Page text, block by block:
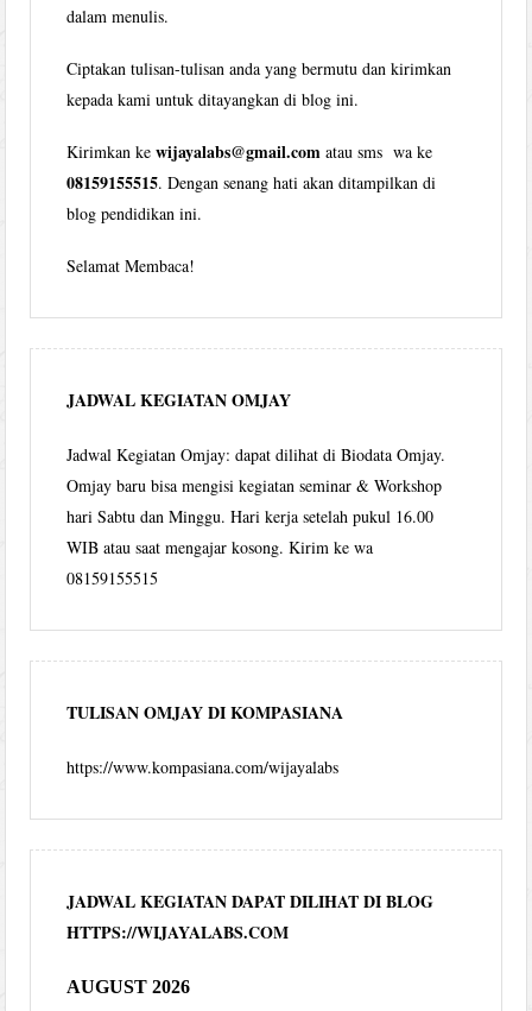
dalam menulis.
Ciptakan tulisan-tulisan anda yang bermutu dan kirimkan
kepada kami untuk ditayangkan di blog ini.
Kirimkan kewijayalabs@gmail.com atau sms wa ke
08159155515. Dengan senang hati akan ditampilkan di
blog pendidikan ini.
Selamat Membaca!
JADWAL KEGIATAN OMJAY
Jadwal Kegiatan Omjay: dapat dilihat di Biodata Omjay.
Omjay baru bisa mengisi kegiatan seminar & Workshop
hari Sabtu dan Minggu. Hari kerja setelah pukul 16.00
WIB atau saat mengajar kosong. Kirim ke wa
08159155515
TULISAN OMJAY DI KOMPASIANA
https://www.kompasiana.com/wijayalabs
JADWAL KEGIATAN DAPAT DILIHAT DI BLOG
HTTPS://WIJAYALABS.COM
AUGUST 2026